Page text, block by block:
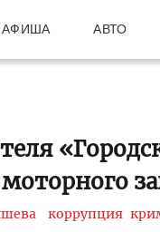
АФИША АВТО
коррупция